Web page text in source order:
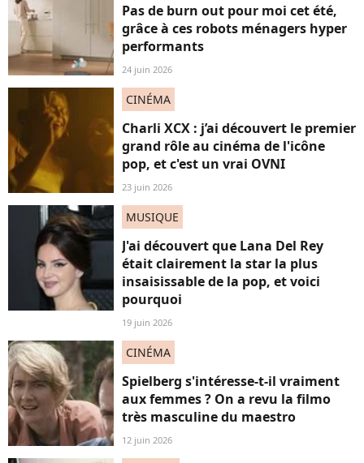
Pas de burn out pour moi cet été,
grâce à ces robots ménagers hyper
performants
24 juin 2026
CINÉMA
Charli XCX : j’ai découvert le premier
grand rôle au cinéma de l'icône
pop, et c'est un vrai OVNI
23 juin 2026
MUSIQUE
J'ai découvert que Lana Del Rey
était clairement la star la plus
insaisissable de la pop, et voici
pourquoi
19 juin 2026
CINÉMA
Spielberg s'intéresse-t-il vraiment
aux femmes ? On a revu la filmo
très masculine du maestro
12 juin 2026